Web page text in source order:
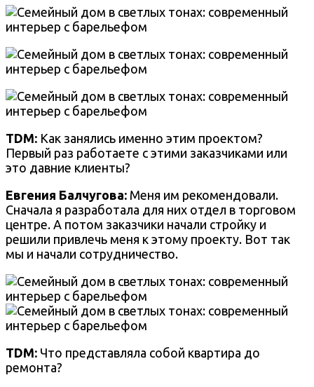
TDM: Как занялись именно этим проектом?
Первый раз работаете с этими заказчиками или
это давние клиенты?
Евгения Балчугова: Меня им рекомендовали.
Сначала я разработала для них отдел в торговом
центре. А потом заказчики начали стройку и
решили привлечь меня к этому проекту. Вот так
мы и начали сотрудничество.
TDM: Что представляла собой квартира до
ремонта?